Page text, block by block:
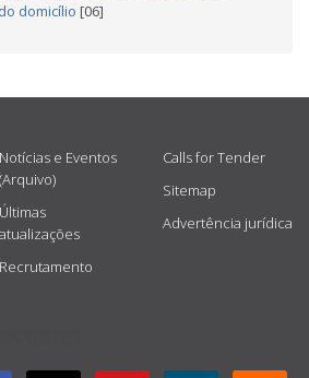
domicílio [06]
Notícias e Eventos
(Arquivo)
Últimas
atualizações
Recrutamento
Calls for Tender
Sitemap
Advertência jurídica